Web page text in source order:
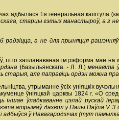
адбылася 1­я генеральная капітула
старцы гэтых манастыроў, а з
радзіцца, а не для прыняцця
што запланаваная ім рэформа мае
(базыльянскага. - Л. Л.)менавіта
але паправіць ордэн можна
утрыманне ўсіх уніяцкіх
ўніяцкай царквы 1824 г. «О
іншае ўладкаванне цэлай рускай
атрымаў дазвол у Папы Паўла V. 3
адбыўся ў Навагародзічах (тут